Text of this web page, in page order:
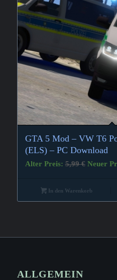
3.00
GTA 5 Mod – VW T6
(ELS) – PC Download
Alter Preis: 5,99€ Neuer
In den Warenkorb
ALLGEMEIN